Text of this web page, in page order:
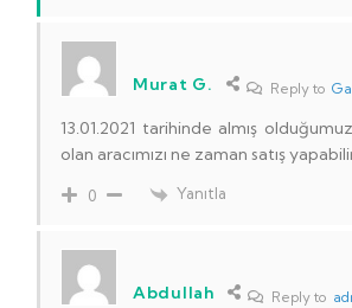
Murat G. Reply to
13.01.2021 tarihinde almış
olan aracımızı ne zaman satış
0 Yanıtla
Abdullah Reply to